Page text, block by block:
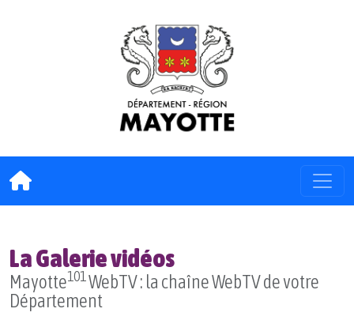
La Galerie vidéos
Mayotte101 WebTV : la chaîne WebTV de votre
Département